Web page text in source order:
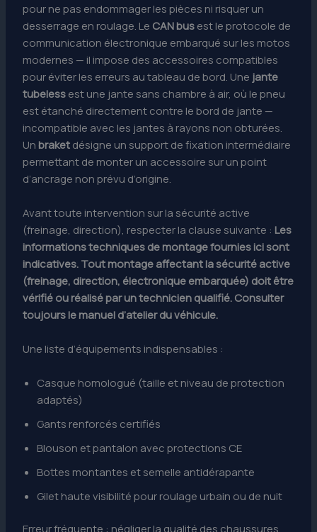
pour ne pas endommager les pièces ni risquer un
desserrage en roulage. Le CAN busest le protocole de
communication électronique embarqué sur les motos
modernes — il impose des accessoires compatibles
pour éviter les erreurs au tableau de bord. Une jante
tubelessest une jante sans chambre à air, où le pneu
est étanché directement contre le bord de jante —
incompatible avec les jantes à rayons non obturées.
Unbraketdésigne un support de fixation intermédiaire
permettant de monter un accessoire sur un point
d’ancrage non prévu d’origine.
Avant toute intervention sur la sécurité active
(freinage, direction), respecter la clause suivante : Les
informations techniques de montage fournies ici sont
indicatives. Tout montage affectant la sécurité active
(freinage, direction, électronique embarquée) doit être
vérifié ou réalisé par un technicien qualifié. Consulter
toujours le manuel d’atelier du véhicule.
Une liste d’équipements indispensables :
Casque homologué (taille et niveau de protection
adaptés)
Gants renforcés certifiés
Blouson et pantalon avec protections CE
Bottes montantes et semelle antidérapante
Gilet haute visibilité pour roulage urbain ou de nuit